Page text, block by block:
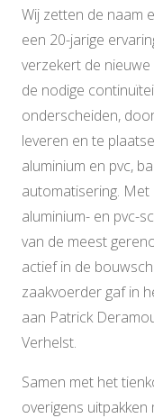
Wij zetten de naam
een 20-jarige
verzekert de
de nodige
onderscheiden,
leveren en te
aluminium en pvc,
automatisering. Met
aluminium- en pvc-
van de meest
actief in de
zaakvoerder gaf in
aan Patrick
Verhelst.
Samen met het
overigens uitpakken